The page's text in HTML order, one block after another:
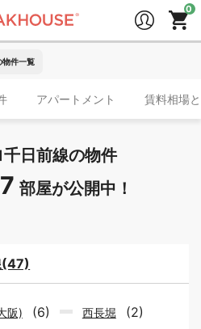
物件一覧
アパートメント 賃料相場
日前線の物件
部屋が公開中！
(47)
阪) (6) 西長堀 (2)